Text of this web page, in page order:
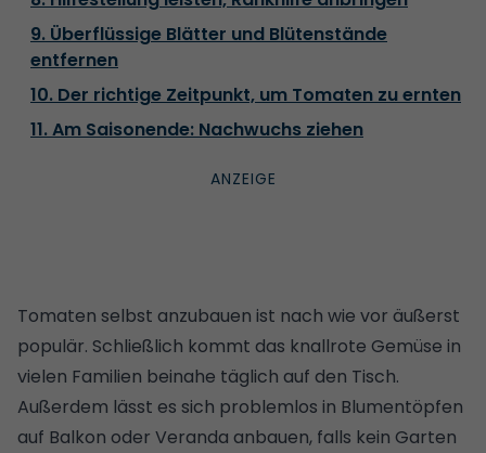
9. Überflüssige Blätter und Blütenstände
entfernen
10. Der richtige Zeitpunkt, um Tomaten zu ernten
11. Am Saisonende: Nachwuchs ziehen
Tomaten selbst anzubauen ist nach wie vor äußerst
populär. Schließlich kommt das knallrote Gemüse in
vielen Familien beinahe täglich auf den Tisch.
Außerdem lässt es sich problemlos in Blumentöpfen
auf Balkon oder Veranda anbauen, falls kein Garten